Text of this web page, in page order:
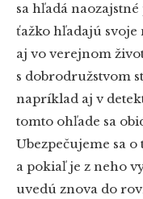
sa hľadá
ťažko hľadajú
aj vo verejnom
s dobrodružstvom
napríklad aj v
tomto ohľade sa
Ubezpečujeme sa
a pokiaľ je z neho
uvedú znova do